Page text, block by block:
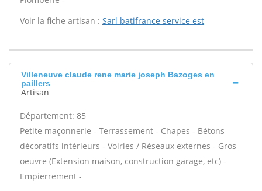
Voir la fiche artisan : Sarl batifrance service est
Villeneuve claude rene marie joseph Bazoges en
paillers
Artisan
Département: 85
Petite maçonnerie - Terrassement - Chapes - Bétons
décoratifs intérieurs - Voiries / Réseaux externes - Gros
oeuvre (Extension maison, construction garage, etc) -
Empierrement -